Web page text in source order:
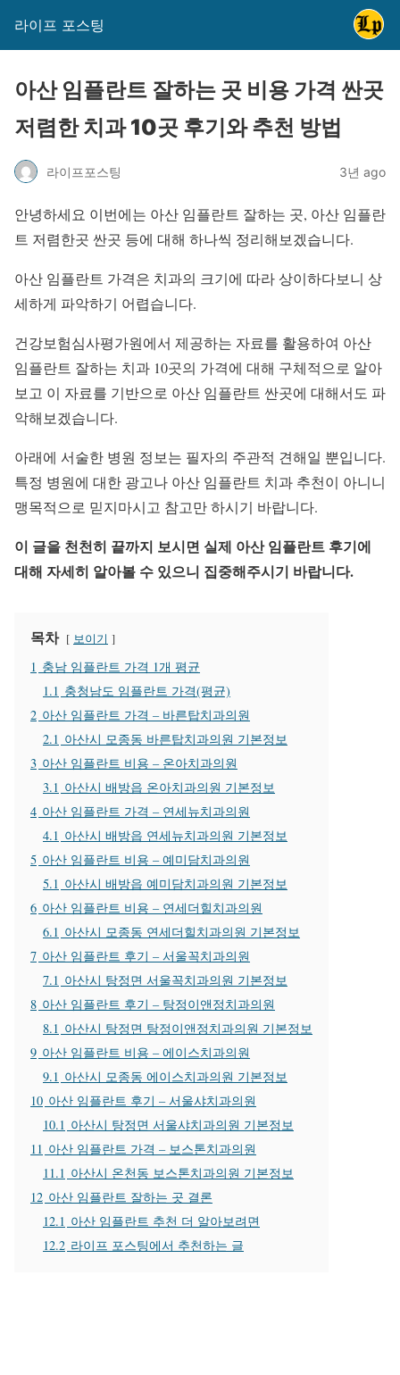
라이프 포스팅
아산 임플란트 잘하는 곳 비용 가격 싼곳
저렴한 치과 10곳 후기와 추천 방법
라이프포스팅 3년 ago
안녕하세요 이번에는 아산 임플란트 잘하는 곳, 아산 임플란
트 저렴한곳 싼곳 등에 대해 하나씩 정리해보겠습니다.
아산 임플란트 가격은 치과의 크기에 따라 상이하다보니 상
세하게 파악하기 어렵습니다.
건강보험심사평가원에서 제공하는 자료를 활용하여 아산
임플란트 잘하는 치과 10곳의 가격에 대해 구체적으로 알아
보고 이 자료를 기반으로 아산 임플란트 싼곳에 대해서도 파
악해보겠습니다.
아래에 서술한 병원 정보는 필자의 주관적 견해일 뿐입니다.
특정 병원에 대한 광고나 아산 임플란트 치과 추천이 아니니
맹목적으로 믿지마시고 참고만 하시기 바랍니다.
이 글을 천천히 끝까지 보시면 실제 아산 임플란트 후기에
대해 자세히 알아볼 수 있으니 집중해주시기 바랍니다.
목차 보이기
1 충남 임플란트 가격 1개 평균
1.1 충청남도 임플란트 가격(평균)
2 아산 임플란트 가격 – 바른탑치과의원
2.1 아산시 모종동 바른탑치과의원 기본정보
3 아산 임플란트 비용 – 온아치과의원
3.1 아산시 배방읍 온아치과의원 기본정보
4 아산 임플란트 가격 – 연세뉴치과의원
4.1 아산시 배방읍 연세뉴치과의원 기본정보
5 아산 임플란트 비용 – 예미담치과의원
5.1 아산시 배방읍 예미담치과의원 기본정보
6 아산 임플란트 비용 – 연세더힐치과의원
6.1 아산시 모종동 연세더힐치과의원 기본정보
7 아산 임플란트 후기 – 서울꼭치과의원
7.1 아산시 탕정면 서울꼭치과의원 기본정보
8 아산 임플란트 후기 – 탕정이앤정치과의원
8.1 아산시 탕정면 탕정이앤정치과의원 기본정보
9 아산 임플란트 비용 – 에이스치과의원
9.1 아산시 모종동 에이스치과의원 기본정보
10 아산 임플란트 후기 – 서울샤치과의원
10.1 아산시 탕정면 서울샤치과의원 기본정보
11 아산 임플란트 가격 – 보스톤치과의원
11.1 아산시 온천동 보스톤치과의원 기본정보
12 아산 임플란트 잘하는 곳 결론
12.1 아산 임플란트 추천 더 알아보려면
12.2 라이프 포스팅에서 추천하는 글